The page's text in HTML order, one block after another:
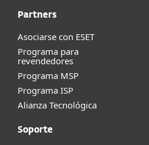
Partners
Asociarse con ESET
Programa para
revendedores
Programa MSP
Programa ISP
Alianza Tecnológica
Soporte